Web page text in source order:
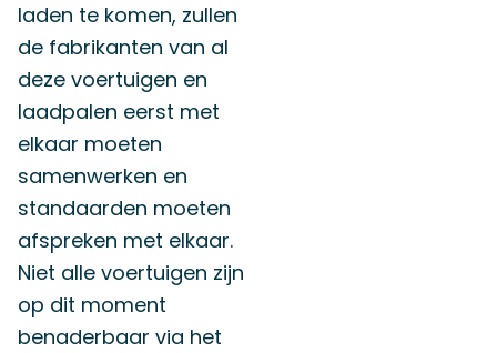
laden te komen, zullen
de fabrikanten van al
deze voertuigen en
laadpalen eerst met
elkaar moeten
samenwerken en
standaarden moeten
afspreken met elkaar.
Niet alle voertuigen zijn
op dit moment
benaderbaar via het